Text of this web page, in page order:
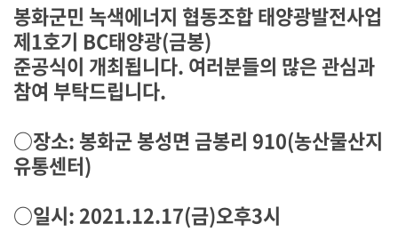
봉화군민 녹색에너지 협동조합 태양광발전사업
제1호기 BC태양광(금봉)
준공식이 개최됩니다. 여러분들의 많은 관심과
참여 부탁드립니다.
○장소: 봉화군 봉성면 금봉리 910(농산물산지
유통센터)
○일시: 2021.12.17(금)오후3시